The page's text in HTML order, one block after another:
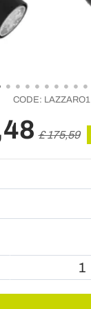
CODE: LAZZARO1
£ 175,59